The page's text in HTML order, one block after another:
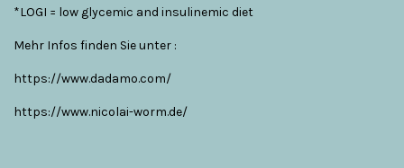
*LOGI = low glycemic and insulinemic diet
Mehr Infos finden Sie unter :
https://www.dadamo.com/
https://www.nicolai-worm.de/